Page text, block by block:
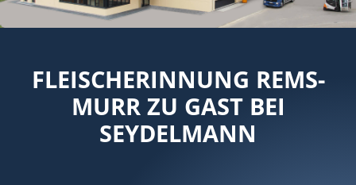
FLEISCHERINNUNG REMS-
MURR ZU GAST BEI
SEYDELMANN